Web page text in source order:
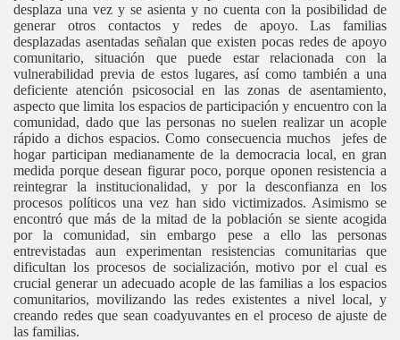
desplaza una vez y se asienta y no cuenta con la posibilidad de
generar otros contactos y redes de apoyo. Las familias
desplazadas asentadas señalan que existen pocas redes de apoyo
comunitario, situación que puede estar relacionada con la
vulnerabilidad previa de estos lugares, así como también a una
deficiente atención psicosocial en las zonas de asentamiento,
aspecto que limita los espacios de participación y encuentro con la
comunidad, dado que las personas no suelen realizar un acople
rápido a dichos espacios. Como consecuencia muchos jefes de
hogar participan medianamente de la democracia local, en gran
medida porque desean figurar poco, porque oponen resistencia a
reintegrar la institucionalidad, y por la desconfianza en los
procesos políticos una vez han sido victimizados. Asimismo se
encontró que más de la mitad de la población se siente acogida
por la comunidad, sin embargo pese a ello las personas
entrevistadas aun experimentan resistencias comunitarias que
dificultan los procesos de socialización, motivo por el cual es
crucial generar un adecuado acople de las familias a los espacios
comunitarios, movilizando las redes existentes a nivel local, y
creando redes que sean coadyuvantes en el proceso de ajuste de
las familias.